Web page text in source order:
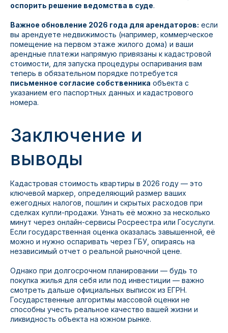
оспорить решение ведомства в суде.
Важное обновление 2026 года для арендаторов: если
вы арендуете недвижимость (например, коммерческое
помещение на первом этаже жилого дома) и ваши
арендные платежи напрямую привязаны к кадастровой
стоимости, для запуска процедуры оспаривания вам
теперь в обязательном порядке потребуется
письменное согласие собственника объекта с
указанием его паспортных данных и кадастрового
номера.
Заключение и
выводы
Кадастровая стоимость квартиры в 2026 году — это
ключевой маркер, определяющий размер ваших
ежегодных налогов, пошлин и скрытых расходов при
сделках купли-продажи. Узнать её можно за несколько
минут через онлайн-сервисы Росреестра или Госуслуги.
Если государственная оценка оказалась завышенной, её
можно и нужно оспаривать через ГБУ, опираясь на
независимый отчет о реальной рыночной цене.
Однако при долгосрочном планировании — будь то
покупка жилья для себя или под инвестиции — важно
смотреть дальше официальных выписок из ЕГРН.
Государственные алгоритмы массовой оценки не
способны учесть реальное качество вашей жизни и
ликвидность объекта на южном рынке.